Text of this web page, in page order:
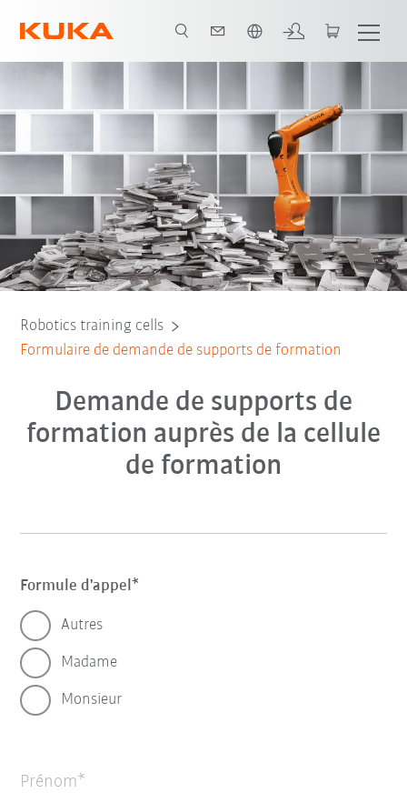
Robotics training cells
Formulaire de demande de supports de formation
Demande de supports de
formation auprès de la cellule
de formation
Formule d'appel
Autres
Madame
Monsieur
Prénom